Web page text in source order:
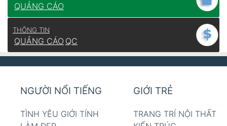
QUẢNG CÁO
THÔNG TIN
QUẢNG CÁO QC
NGƯỜI NỔI TIẾNG
TÌNH YÊU GIỚI TÍNH
GIỚI TRẺ
TRANG TRÍ NỘI THẤT